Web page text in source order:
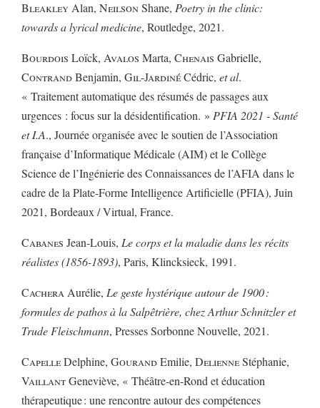
Bleakley Alan, NeilsonShane, Poetry in the clinic:
towards a lyrical medicine, Routledge, 2021.
Bourdois Loïck, Avalos Marta, Chenais Gabrielle,
ContrandBenjamin, Gil-JardinéCédric, et al.
« Traitement automatique des résumés de passages aux
urgences : focus sur la désidentification. » PFIA 2021 - Santé
et I.A., Journée organisée avec le soutien de l’Association
française d’Informatique Médicale (AIM) et le Collège
Science de l’Ingénierie des Connaissances de l’AFIA dans le
cadre de la Plate-Forme Intelligence Artificielle (PFIA), Juin
2021, Bordeaux / Virtual, France.
Cabanes Jean-Louis, Le corps et la maladie dans les récits
réalistes (1856-1893), Paris, Klincksieck, 1991.
Cachera Aurélie, Le geste hystérique autour de 1900 :
formules de pathos à la Salpêtrière, chez Arthur Schnitzler et
Trude Fleischmann, Presses Sorbonne Nouvelle, 2021.
CapelleDelphine, GourandEmilie, DelienneStéphanie,
VaillantGeneviève, « Théâtre-en-Rond et éducation
thérapeutique : une rencontre autour des compétences